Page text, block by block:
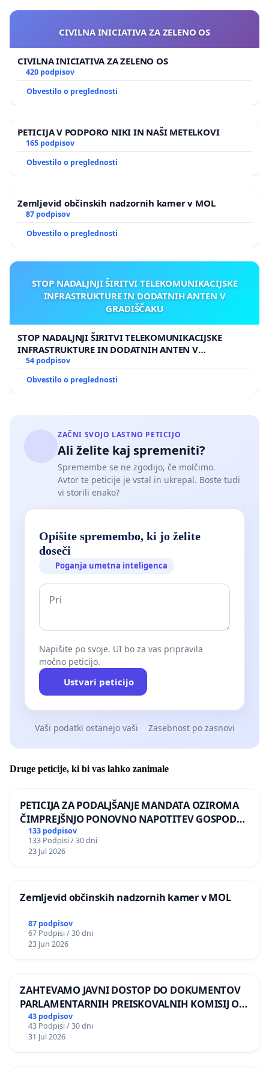
CIVILNA INICIATIVA ZA ZELENO OS
CIVILNA INICIATIVA ZA ZELENO OS
420 podpisov
Obvestilo o preglednosti
PETICIJA V PODPORO NIKI IN NAŠI METELKOVI
165 podpisov
Obvestilo o preglednosti
Zemljevid občinskih nadzornih kamer v MOL
87 podpisov
Obvestilo o preglednosti
STOP NADALJNJI ŠIRITVI TELEKOMUNIKACIJSKE
INFRASTRUKTURE IN DODATNIH ANTEN V
GRADIŠČAKU
STOP NADALJNJI ŠIRITVI TELEKOMUNIKACIJSKE
INFRASTRUKTURE IN DODATNIH ANTEN V
GRADIŠČAKU
54 podpisov
Obvestilo o preglednosti
ZAČNI SVOJO LASTNO PETICIJO
Ali želite kaj spremeniti?
Spremembe se ne zgodijo, če molčimo.
Avtor te peticije je vstal in ukrepal. Boste tudi
vi storili enako?
Opišite spremembo, ki jo želite
doseči
Poganja umetna inteligenca
Napišite po svoje. UI bo za vas pripravila
močno peticijo.
Ustvari peticijo
Vaši podatki ostanejo vaši Zasebnost po zasnovi
Druge peticije, ki bi vas lahko zanimale
PETICIJA ZA PODALJŠANJE MANDATA OZIROMA
ČIMPREJŠNJO PONOVNO NAPOTITEV GOSPODA
BERNARDA ŠRAJNERJA NA VELEPOSLANIŠTVO
REPUBLIKE SLOVENIJE V MOSKVI
133 podpisov
133 Podpisi / 30 dni
23 Jul 2026
Zemljevid občinskih nadzornih kamer v MOL
87 podpisov
67 Podpisi / 30 dni
23 Jun 2026
ZAHTEVAMO JAVNI DOSTOP DO DOKUMENTOV
PARLAMENTARNIH PREISKOVALNIH KOMISIJ O
ILEGALNI TRGOVINI Z OROŽJEM
43 podpisov
43 Podpisi / 30 dni
31 Jul 2026